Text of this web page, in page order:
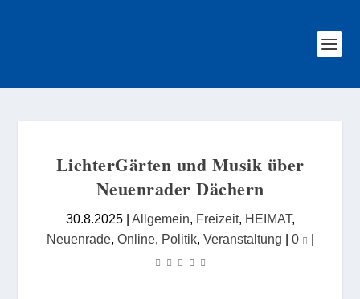
LichterGärten und Musik über
Neuenrader Dächern
30.8.2025| Allgemein, Freizeit, HEIMAT,
Neuenrade, Online, Politik, Veranstaltung | 0 |